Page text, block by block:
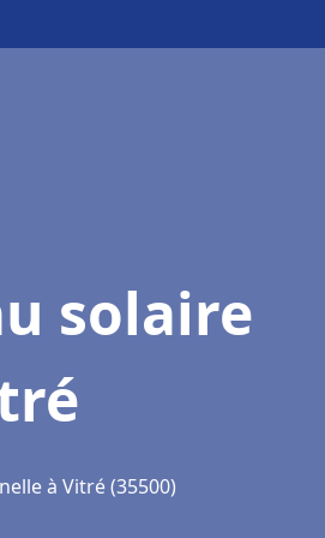
solaire
à Vitré (35500)